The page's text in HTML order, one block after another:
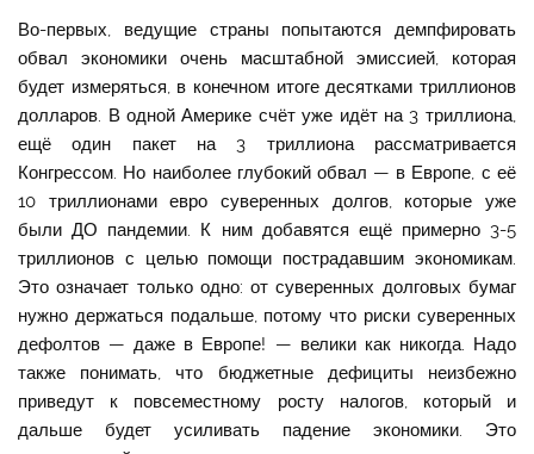
Во-первых, ведущие страны попытаются демпфировать
обвал экономики очень масштабной эмиссией, которая
будет измеряться, в конечном итоге десятками триллионов
долларов. В одной Америке счёт уже идёт на 3 триллиона,
ещё один пакет на 3 триллиона рассматривается
Конгрессом. Но наиболее глубокий обвал — в Европе, с её
10 триллионами евро суверенных долгов, которые уже
были ДО пандемии. К ним добавятся ещё примерно 3-5
триллионов с целью помощи пострадавшим экономикам.
Это означает только одно: от суверенных долговых бумаг
нужно держаться подальше, потому что риски суверенных
дефолтов — даже в Европе! — велики как никогда. Надо
также понимать, что бюджетные дефициты неизбежно
приведут к повсеместному росту налогов, который и
дальше будет усиливать падение экономики. Это